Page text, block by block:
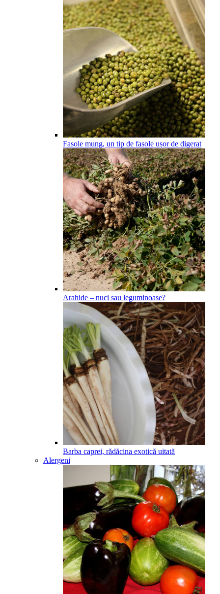
Fasole mung, un tip de fasole ușor de digerat
Arahide – nuci sau leguminoase?
Barba caprei, rădăcina exotică uitată
Alergeni